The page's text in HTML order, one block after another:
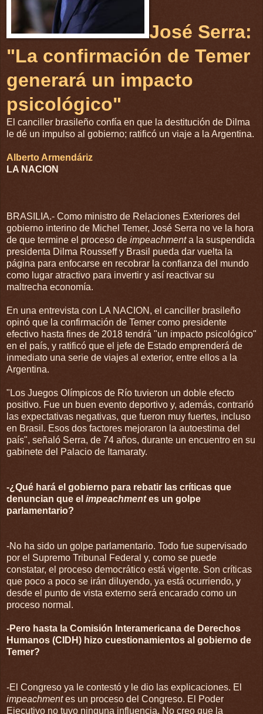
José Serra:
"La confirmación de Temer
generará un impacto
psicológico"
El canciller brasileño confía en que la destitución de Dilma
le dé un impulso al gobierno; ratificó un viaje a la Argentina.
Alberto Armendáriz
LA NACION
BRASILIA.- Como ministro de Relaciones Exteriores del
gobierno interino de Michel Temer, José Serra no ve la hora
de que termine el proceso de impeachmenta la suspendida
presidenta Dilma Rousseff y Brasil pueda dar vuelta la
página para enfocarse en recobrar la confianza del mundo
como lugar atractivo para invertir y así reactivar su
maltrecha economía.
En una entrevista con LA NACION, el canciller brasileño
opinó que la confirmación de Temer como presidente
efectivo hasta fines de 2018 tendrá "un impacto psicológico"
en el país, y ratificó que el jefe de Estado emprenderá de
inmediato una serie de viajes al exterior, entre ellos a la
Argentina.
"Los Juegos Olímpicos de Río tuvieron un doble efecto
positivo. Fue un buen evento deportivo y, además, contrarió
las expectativas negativas, que fueron muy fuertes, incluso
en Brasil. Esos dos factores mejoraron la autoestima del
país", señaló Serra, de 74 años, durante un encuentro en su
gabinete del Palacio de Itamaraty.
-¿Qué hará el gobierno para rebatir las críticas que
denuncian que el impeachmentes un golpe
parlamentario?
-No ha sido un golpe parlamentario. Todo fue supervisado
por el Supremo Tribunal Federal y, como se puede
constatar, el proceso democrático está vigente. Son críticas
que poco a poco se irán diluyendo, ya está ocurriendo, y
desde el punto de vista externo será encarado como un
proceso normal.
-Pero hasta la Comisión Interamericana de Derechos
Humanos (CIDH) hizo cuestionamientos al gobierno de
Temer?
-El Congreso ya le contestó y le dio las explicaciones. El
impeachmentes un proceso del Congreso. El Poder
Ejecutivo no tuvo ninguna influencia. No creo que la